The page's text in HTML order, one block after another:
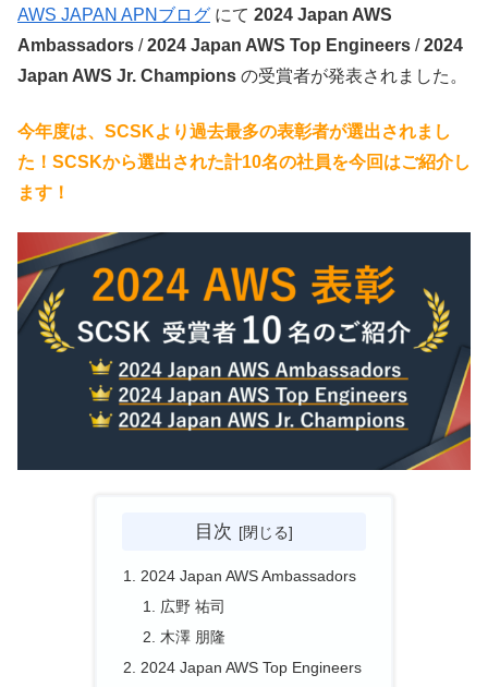
AWS JAPAN APNブログ にて 2024 Japan AWS
Ambassadors /2024 Japan AWS Top Engineers /2024
Japan AWS Jr. Champions の受賞者が発表されました。
今年度は、SCSKより過去最多の表彰者が選出されまし
た！SCSKから選出された計10名の社員を今回はご紹介し
ます！
目次
2024 Japan AWS Ambassadors
広野 祐司
木澤 朋隆
2024 Japan AWS Top Engineers